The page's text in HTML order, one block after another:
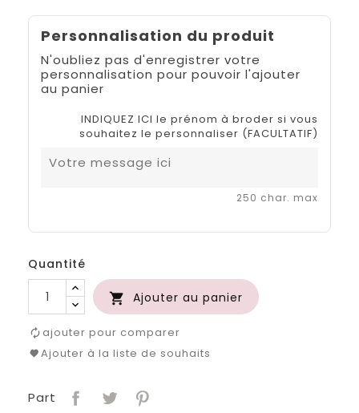
Personnalisation du produit
N'oubliez pas d'enregistrer votre
personnalisation pour pouvoir l'ajouter
au panier
INDIQUEZ ICI le prénom à broder si vous
souhaitez le personnaliser (FACULTATIF)
250 char. max
Quantité
 Ajouter au panier
ajouter pour comparer
Ajouter à la liste de souhaits
Part